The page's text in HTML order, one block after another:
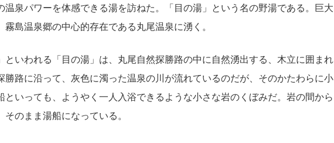
泉パワーを体感できる湯を訪ねた。「目の湯」という名の野湯である。巨大
霧島温泉郷の中心的存在である丸尾温泉に湧く。
といわれる「目の湯」は、丸尾自然探勝路の中に自然湧出する、木立に囲まれ
勝路に沿って、灰色に濁った温泉の川が流れているのだが、そのかたわらに小
といっても、ようやく一人入浴できるような小さな岩のくぼみだ。岩の間から
のまま湯船になっている。